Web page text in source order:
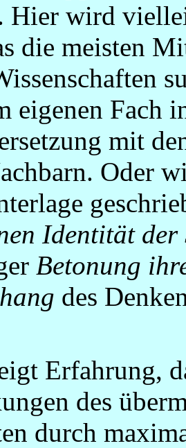
Hier wird
die meisten
eigenen Fach
mit
Oder
Identität der
Betonung
des
Erfahrung,
des
durch